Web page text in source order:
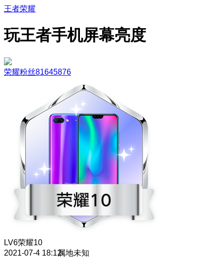
王者荣耀
玩王者手机屏幕亮度
荣耀粉丝81645876
LV6荣耀10
2021-07-4 18:12属地未知